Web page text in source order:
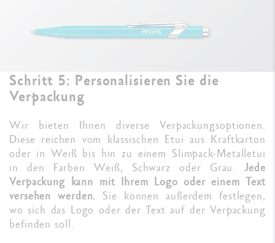
Schritt 5: Personalisieren Sie die
Verpackung
Wir bieten Ihnen diverse Verpackungsoptionen.
Diese reichen vom klassischen Etui aus Kraftkarton
oder in Weiß bis hin zu einem Slimpack-Metalletui
in den Farben Weiß, Schwarz oder Grau.Jede
Verpackung kann mit Ihrem Logo oder einem Text
versehen werden. Sie können außerdem festlegen,
wo sich das Logo oder der Text auf der Verpackung
befinden soll.